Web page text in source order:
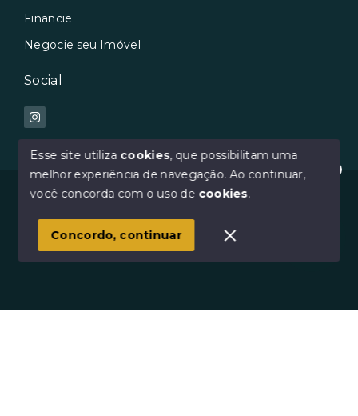
Oi :) Como posso te ajudar?
Financie
Negocie seu Imóvel
Social
© Copyright 2026 - Avilar Imóveis - Todos os direitos
SITE PARA IMOBILIARIA
Esse site utiliza cookies, que possibilitam uma
melhor experiência de navegação.Ao continuar,
você concorda com o uso de cookies.
Concordo, continuar